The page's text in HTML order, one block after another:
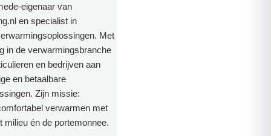
eigenaar van
en specialist in
Met
in de verwarmingsbranche
en bedrijven aan
en betaalbare
Zijn missie:
verwarmen met
milieu én de portemonnee.